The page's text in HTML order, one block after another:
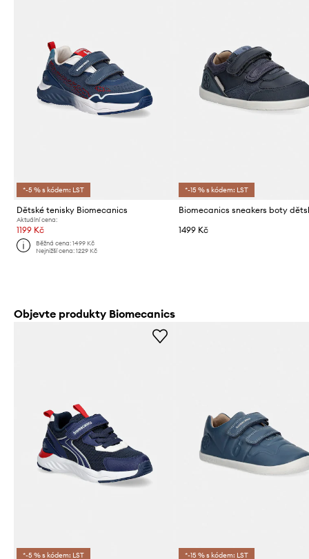
*-5 % s kódem: LST
Dětské tenisky Biomecanics
Aktuální cena:
1199 Kč
Běžná cena:1499 Kč
Nejnižší cena:1229 Kč
*-15 % s kódem: LST
Biomecanics sneakers boty
1499 Kč
Objevte produkty Biomecanics
*-5 % s kódem: LST *-15 % s kódem: LST